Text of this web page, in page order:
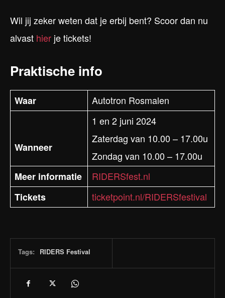
Wil jij zeker weten dat je erbij bent? Scoor dan nu
alvast hier je tickets!
Praktische info
Waar Autotron Rosmalen
Wanneer
1 en 2 juni 2024
Zaterdag van 10.00 – 17.00u
Zondag van 10.00 – 17.00u
Meer informatie
RIDERSfest.nl
Tickets
ticketpoint.nl/RIDERSfestival
Tags: RIDERS Festival